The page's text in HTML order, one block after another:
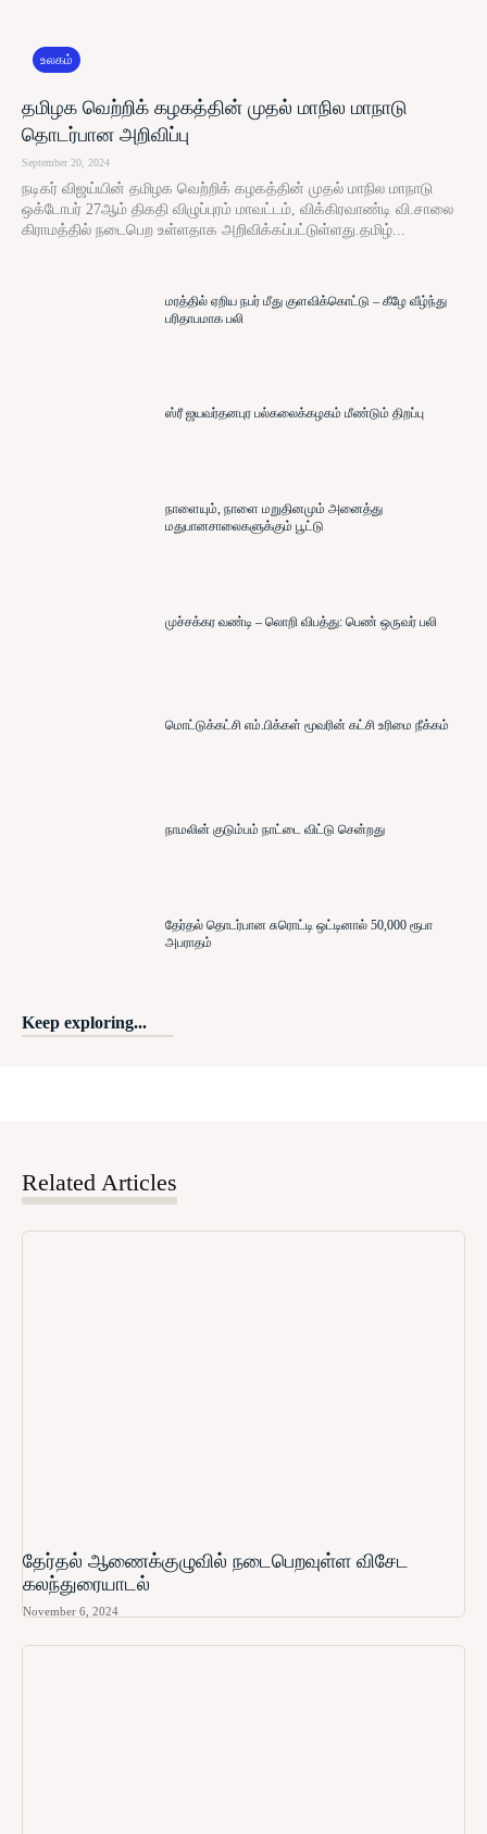
உலகம்
தமிழக வெற்றிக் கழகத்தின் முதல் மாநில மாநாடு
தொடர்பான அறிவிப்பு
September 20, 2024
நடிகர் விஜய்யின் தமிழக வெற்றிக் கழகத்தின் முதல் மாநில மாநாடு
ஒக்டோபர் 27ஆம் திகதி விழுப்புரம் மாவட்டம், விக்கிரவாண்டி வி.சாலை
கிராமத்தில் நடைபெற உள்ளதாக அறிவிக்கப்பட்டுள்ளது.தமிழ்...
மரத்தில் ஏறிய நபர் மீது குளவிக்கொட்டு – கீழே வீழ்ந்து
பரிதாபமாக பலி
ஸ்ரீ ஜயவர்தனபுர பல்கலைக்கழகம் மீண்டும் திறப்பு
நாளையும், நாளை மறுதினமும் அனைத்து
மதுபானசாலைகளுக்கும் பூட்டு
முச்சக்கர வண்டி – லொறி விபத்து: பெண் ஒருவர் பலி
மொட்டுக்கட்சி எம்.பிக்கள் மூவரின் கட்சி உரிமை நீக்கம்
நாமலின் குடும்பம் நாட்டை விட்டு சென்றது
தேர்தல் தொடர்பான சுரொட்டி ஒட்டினால் 50,000 ரூபா
அபராதம்
Keep exploring...
Related Articles
தேர்தல் ஆணைக்குழுவில் நடைபெறவுள்ள விசேட
கலந்துரையாடல்
November 6, 2024